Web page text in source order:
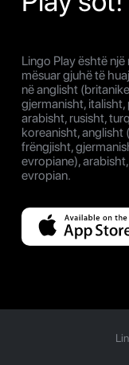
Lingo Play është
mësuar gjuhë të
në anglisht
gjermanisht,
arabisht, rusisht,
koreanisht, anglisht
frëngjisht,
evropiane),
evropian.